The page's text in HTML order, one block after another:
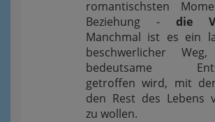
romantischsten
Beziehung - die
Manchmal ist es ein
beschwerlicher
bedeutsame
getroffen wird, mit
den Rest des Lebens
zu wollen.